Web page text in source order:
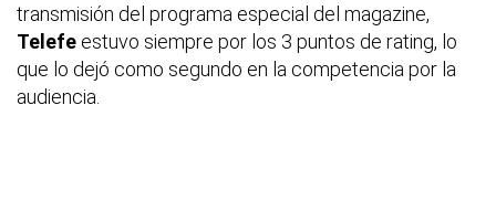
transmisión del programa especial del magazine,
Telefe estuvo siempre por los 3 puntos de rating, lo
que lo dejó como segundo en la competencia por la
audiencia.